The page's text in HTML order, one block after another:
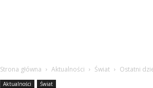
Strona główna Aktualności Świat Ostatni
Aktualności Świat